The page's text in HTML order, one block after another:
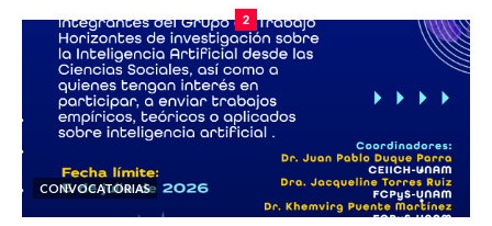
2
CONVOCATORIAS